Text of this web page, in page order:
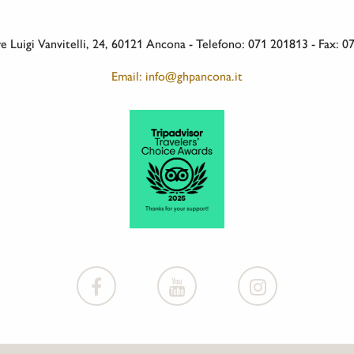
Luigi Vanvitelli, 24, 60121 Ancona - Telefono: 071 201813 - Fax:
Email: info@ghpancona.it